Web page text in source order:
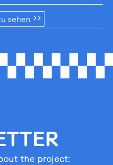
sehen
the project: